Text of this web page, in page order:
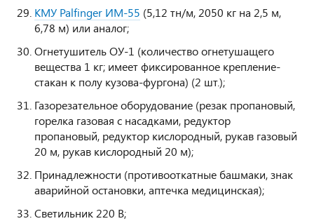
КМУ Palfinger ИМ-55 (5,12 тн/м, 2050 кг на 2,5 м,
6,78 м) или аналог;
Огнетушитель ОУ-1 (количество огнетушащего
вещества 1 кг; имеет фиксированное крепление-
стакан к полу кузова-фургона) (2 шт.);
Газорезательное оборудование (резак пропановый,
горелка газовая с насадками, редуктор
пропановый, редуктор кислородный, рукав газовый
20 м, рукав кислородный 20 м);
Принадлежности (противооткатные башмаки, знак
аварийной остановки, аптечка медицинская);
Светильник 220 В;